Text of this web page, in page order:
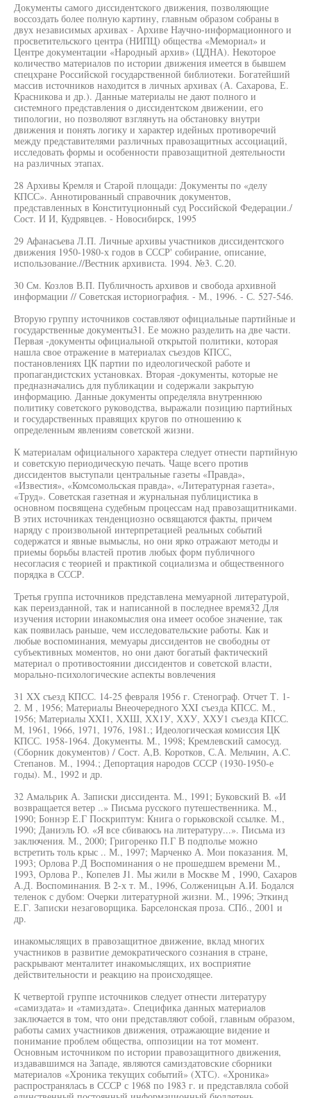
Документы самого диссидентского движения, позволяющие
воссоздать более полную картину, главным образом собраны в
двух независимых архивах - Архиве Научно-информационного и
просветительского центра (НИПЦ) общества «Мемориал» и
Центре документации «Народный архив» (ЦДНА). Некоторое
количество материалов по истории движения имеется в бывшем
спецхране Российской государственной библиотеки. Богатейший
массив источников находится в личных архивах (А. Сахарова, Е.
Красникова и др.). Данные материалы не дают полного и
системного представления о диссидентском движении, его
типологии, но позволяют взглянуть на обстановку внутри
движения и понять логику и характер идейных противоречий
между представителями различных правозащитных ассоциаций,
исследовать формы и особенности правозащитной деятельности
на различных этапах.
28 Архивы Кремля и Старой площади: Документы по «делу
КПСС». Аннотированный справочник документов,
представленных в Конституционный суд Российской Федерации./
Сост. И И, Кудрявцев. - Новосибирск, 1995
29 Афанасьева Л.П. Личные архивы участников диссидентского
движения 1950-1980-х годов в СССР' собирание, описание,
использование.//Вестник архивиста. 1994. №3. С.20.
30 См. Козлов В.П. Публичность архивов и свобода архивной
информации // Советская историография. - М., 1996. - С. 527-546.
Вторую группу источников составляют официальные партийные и
государственные документы31. Ее можно разделить на две части.
Первая -документы официальной открытой политики, которая
нашла свое отражение в материалах съездов КПСС,
постановлениях ЦК партии по идеологической работе и
пропагандистских установках. Вторая -документы, которые не
предназначались для публикации и содержали закрытую
информацию. Данные документы определяла внутреннюю
политику советского руководства, выражали позицию партийных
и государственных правящих кругов по отношению к
определенным явлениям советской жизни.
К материалам официального характера следует отнести партийную
и советскую периодическую печать. Чаще всего против
диссидентов выступали центральные газеты «Правда»,
«Известия», «Комсомольская правда», «Литературная газета»,
«Труд». Советская газетная и журнальная публицистика в
основном посвящена судебным процессам над правозащитниками.
В этих источниках тенденциозно освящаются факты, причем
наряду с произвольной интерпретацией реальных событий
содержатся и явные вымыслы, но они ярко отражают методы и
приемы борьбы властей против любых форм публичного
несогласия с теорией и практикой социализма и общественного
порядка в СССР.
Третья группа источников представлена мемуарной литературой,
как переизданной, так и написанной в последнее время32 Для
изучения истории инакомыслия она имеет особое значение, так
как появилась раньше, чем исследовательские работы. Как и
любые воспоминания, мемуары диссидентов не свободны от
субъективных моментов, но они дают богатый фактический
материал о противостоянии диссидентов и советской власти,
морально-психологические аспекты вовлечения
31 XX съезд КПСС. 14-25 февраля 1956 г. Стенограф. Отчет Т. 1-
2. М , 1956; Материалы Внеочередного XXI съезда КПСС. М.,
1956; Материалы XXI1, ХХШ, ХХ1У, ХХУ, ХХУ1 съезда КПСС.
М, 1961, 1966, 1971, 1976, 1981.; Идеологическая комиссия ЦК
КПСС. 1958-1964. Документы. М., 1998; Кремлевский самосуд.
(Сборник документов) / Сост. А,В. Коротков, С.А. Мельчин, A.C.
Степанов. М., 1994.; Депортация народов СССР (1930-1950-е
годы). М., 1992 и др.
32 Амальрик А. Записки диссидента. М., 1991; Буковский В. «И
возвращается ветер ..» Письма русского путешественника. М.,
1990; Боннэр Е.Г Поскриптум: Книга о горьковской ссылке. М.,
1990; Даниэль Ю. «Я все сбиваюсь на литературу...». Письма из
заключения. М., 2000; Григоренко П.Г В подполье можно
встретить толь крыс .. М., 1997; Марченко А. Мои показания. М,
1993; Орлова Р.Д Воспоминания о не прошедшем времени М.,
1993, Орлова Р., Копелев J1. Мы жили в Москве М , 1990, Сахаров
А.Д. Воспоминания. В 2-х т. М., 1996, Солженицын А.И. Бодался
теленок с дубом: Очерки литературной жизни. М., 1996; Эткинд
Е.Г. Записки незаговорщика. Барселонская проза. СПб., 2001 и
др.
инакомыслящих в правозащитное движение, вклад многих
участников в развитие демократического сознания в стране,
раскрывают менталитет инакомыслящих, их восприятие
действительности и реакцию на происходящее.
К четвертой группе источников следует отнести литературу
«самиздата» и «тамиздата». Специфика данных материалов
заключается в том, что они представляют собой, главным образом,
работы самих участников движения, отражающие видение и
понимание проблем общества, оппозиции на тот момент.
Основным источником по истории правозащитного движения,
издававшимся на Западе, являются самиздатовские сборники
материалов «Хроника текущих событий» (ХТС). «Хроника»
распространялась в СССР с 1968 по 1983 г. и представляла собой